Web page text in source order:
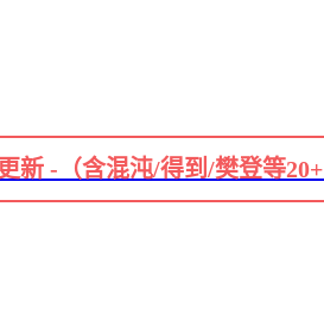
新 -（含混沌/得到/樊登等